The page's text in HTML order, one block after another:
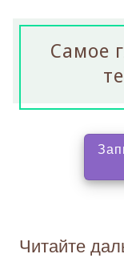
Самое
Читайте